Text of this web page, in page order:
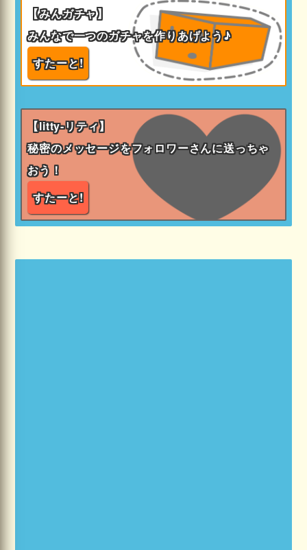
【みんガチャ】
みんなで一つのガチャを作りあげよう♪
すたーと!
【litty-リティ】
秘密のメッセージをフォロワーさんに送っちゃ
おう！
すたーと!